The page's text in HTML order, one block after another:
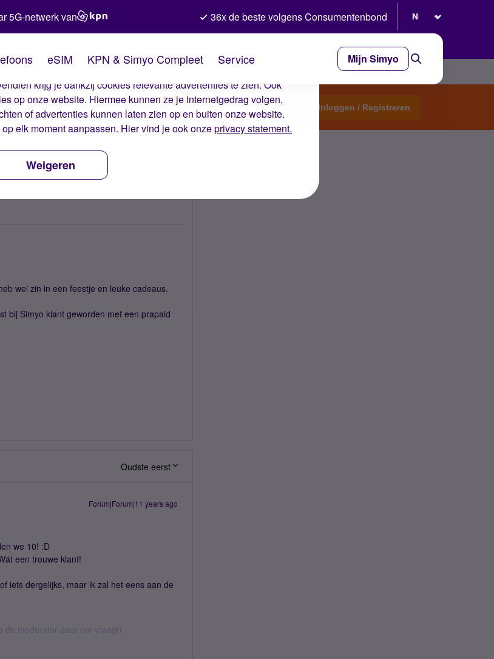
Simyo
website. Met deze cookies zorgen wij ervoor dat je ervaring op de
krijg je dankzij cookies relevante advertenties te zien. Ook
op onze website. Hiermee kunnen ze je internetgedrag volgen,
of advertenties kunnen laten zien op en buiten onze website.
op elk moment aanpassen. Hier vind je ook onzeprivacy statement.
Weigeren
5G-netwerk van 36x de beste volgens Consumentenbond
eSIM KPN & Simyo Compleet Service Mijn Simyo
Start een topic Inloggen / Registreren
wel zin in een feestje en leuke cadeaus.
bij Simyo klant geworden met een prapaid
Oudste eerst
Forum|Forum|11 years ago
we 10! :D
een trouwe klant!
iets dergelijks, maar ik zal het eens aan de
moderator daar om vraagt)